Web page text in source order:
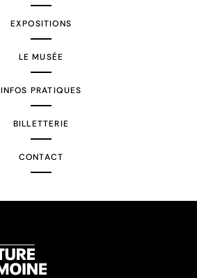
EXPOSITIONS
LE MUSÉE
INFOS PRATIQUES
BILLETTERIE
CONTACT